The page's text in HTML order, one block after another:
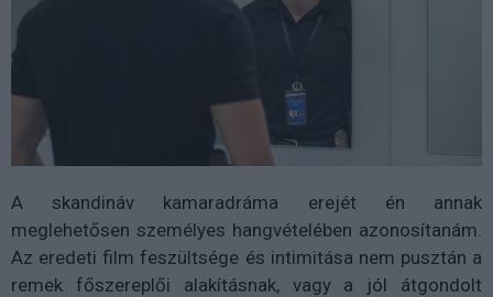
A skandináv kamaradráma erejét én annak
meglehetősen személyes hangvételében azonosítanám.
Az eredeti film feszültsége és intimitása nem pusztán a
remek főszereplői alakításnak, vagy a jól átgondolt